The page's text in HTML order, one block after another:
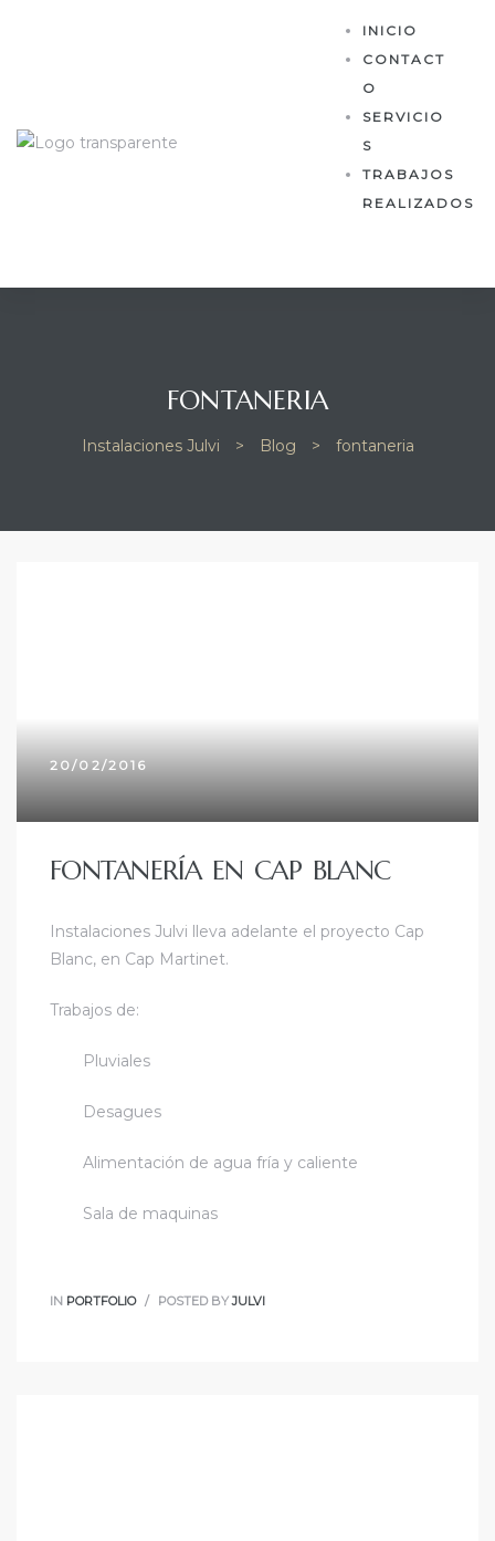
INICIO
CONTACT
O
SERVICIO
S
TRABAJOS
REALIZADOS
FONTANERIA
Instalaciones Julvi > Blog > fontaneria
20/02/2016
FONTANERÍA EN CAP BLANC
Instalaciones Julvi lleva adelante el proyecto Cap
Blanc, en Cap Martinet.
Trabajos de:
Pluviales
Desagues
Alimentación de agua fría y caliente
Sala de maquinas
IN PORTFOLIO POSTED BYJULVI